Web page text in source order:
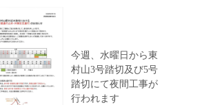
今週、水曜日から東
村山3号踏切及び5号
踏切にて夜間工事が
行われます